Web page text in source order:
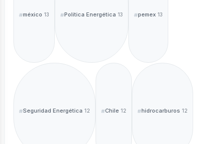
méxico 13 Política Energética 13 pemex 13
Seguridad Energética 12 Chile 12 hidrocarburos 12